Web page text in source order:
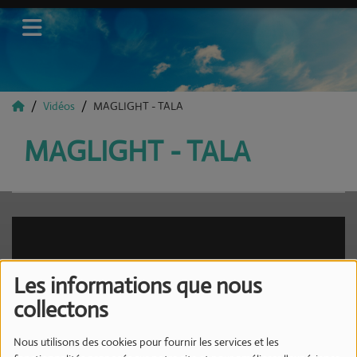
Les informations que nous
collectons
Nous utilisons des cookies pour fournir les services et les
Vidéos MAGLIGHT - TALA
MAGLIGHT - TALA